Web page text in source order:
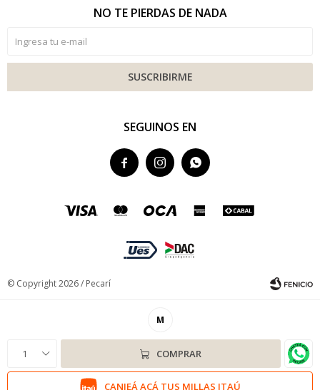
M
1 COMPRAR
CANJEÁ ACÁ TUS MILLAS ITAÚ
SEGUINOS EN
  
NO TE PIERDAS DE NADA
SUSCRIBIRME
© Copyright 2026 / Pecarí